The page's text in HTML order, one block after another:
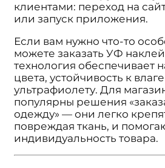
клиентами: переход на
или запуск приложения.
Если вам нужно что-то
можете заказать УФ
технология обеспечивает
цвета, устойчивость к
ультрафиолету. Для
популярны решения
одежду» — они легко
повреждая ткань, и
индивидуальность товара.